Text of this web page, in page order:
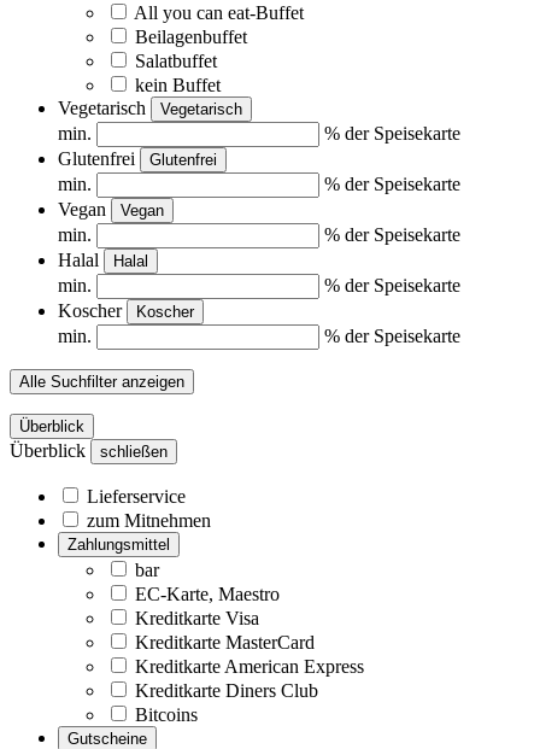
All you can eat-Buffet
Beilagenbuffet
Salatbuffet
kein Buffet
Vegetarisch
Vegetarisch
min.
% der Speisekarte
Glutenfrei
Glutenfrei
min.
% der Speisekarte
Vegan
Vegan
min.
% der Speisekarte
Halal
Halal
min.
% der Speisekarte
Koscher
Koscher
min. % der Speisekarte
Alle Suchfilter anzeigen
Überblick
Überblick schließen
Lieferservice
zum Mitnehmen
Zahlungsmittel
bar
EC-Karte, Maestro
Kreditkarte Visa
Kreditkarte MasterCard
Kreditkarte American Express
Kreditkarte Diners Club
Bitcoins
Gutscheine